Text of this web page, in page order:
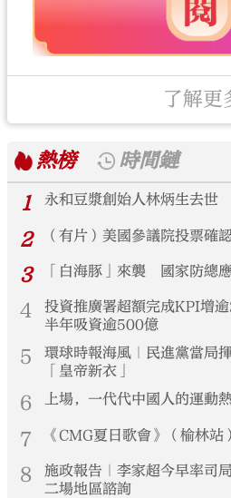
了解更
熱榜
時間鏈
1
永和豆漿創始人林炳生去
2 （有片）美國參議院投票確
3 「白海豚」來襲 國家防總
4
投資推廣署超額完成KPI增
半年吸資逾500億
5
環球時報海風｜民進黨當局
「皇帝新衣」
6 上場，一代代中國人的運動
7 《CMG夏日歌會》（榆林站
8
施政報告｜李家超今早率司
二場地區諮詢